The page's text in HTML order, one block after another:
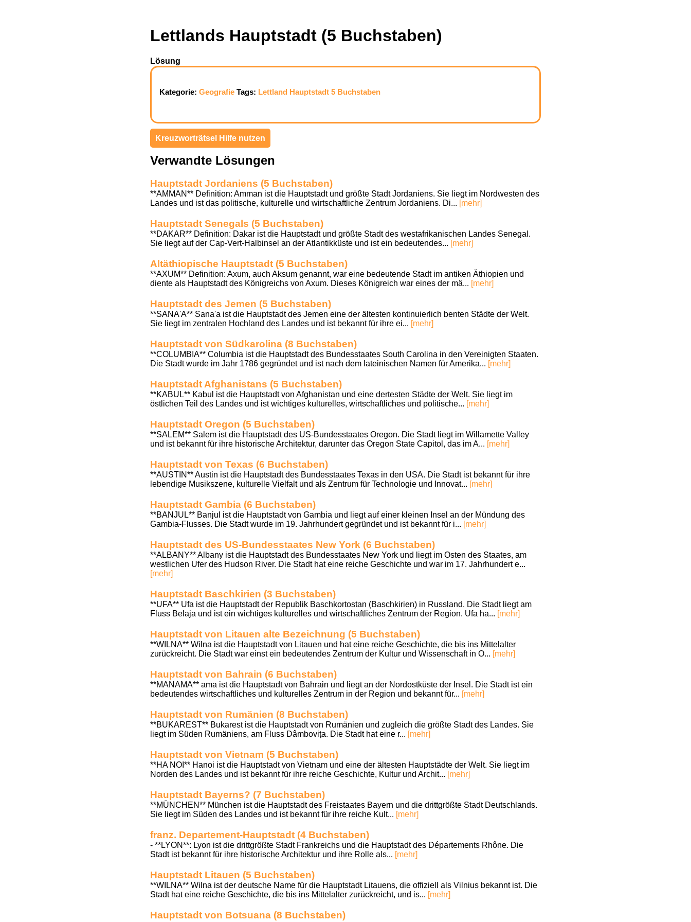
Lettlands Hauptstadt (5 Buchstaben)
Lösung
Kategorie: Geografie Tags: Lettland Hauptstadt 5 Buchstaben
Kreuzworträtsel Hilfe nutzen
Verwandte Lösungen
Hauptstadt Jordaniens (5 Buchstaben)
**AMMAN** Definition: Amman ist die Hauptstadt und größte Stadt Jordaniens. Sie liegt im Nordwesten des
Landes und ist das politische, kulturelle und wirtschaftliche Zentrum Jordaniens. Di... [mehr]
Hauptstadt Senegals (5 Buchstaben)
**DAKAR** Definition: Dakar ist die Hauptstadt und größte Stadt des westafrikanischen Landes Senegal.
Sie liegt auf der Cap-Vert-Halbinsel an der Atlantikküste und ist ein bedeutendes... [mehr]
Altäthiopische Hauptstadt (5 Buchstaben)
**AXUM** Definition: Axum, auch Aksum genannt, war eine bedeutende Stadt im antiken Äthiopien und
diente als Hauptstadt des Königreichs von Axum. Dieses Königreich war eines der mä... [mehr]
Hauptstadt des Jemen (5 Buchstaben)
**SANA'A** Sana'a ist die Hauptstadt des Jemen eine der ältesten kontinuierlich benten Städte der Welt.
Sie liegt im zentralen Hochland des Landes und ist bekannt für ihre ei... [mehr]
Hauptstadt von Südkarolina (8 Buchstaben)
**COLUMBIA** Columbia ist die Hauptstadt des Bundesstaates South Carolina in den Vereinigten Staaten.
Die Stadt wurde im Jahr 1786 gegründet und ist nach dem lateinischen Namen für Amerika... [mehr]
Hauptstadt Afghanistans (5 Buchstaben)
**KABUL** Kabul ist die Hauptstadt von Afghanistan und eine dertesten Städte der Welt. Sie liegt im
östlichen Teil des Landes und ist wichtiges kulturelles, wirtschaftliches und politische... [mehr]
Hauptstadt Oregon (5 Buchstaben)
**SALEM** Salem ist die Hauptstadt des US-Bundesstaates Oregon. Die Stadt liegt im Willamette Valley
und ist bekannt für ihre historische Architektur, darunter das Oregon State Capitol, das im A... [mehr]
Hauptstadt von Texas (6 Buchstaben)
**AUSTIN** Austin ist die Hauptstadt des Bundesstaates Texas in den USA. Die Stadt ist bekannt für ihre
lebendige Musikszene, kulturelle Vielfalt und als Zentrum für Technologie und Innovat... [mehr]
Hauptstadt Gambia (6 Buchstaben)
**BANJUL** Banjul ist die Hauptstadt von Gambia und liegt auf einer kleinen Insel an der Mündung des
Gambia-Flusses. Die Stadt wurde im 19. Jahrhundert gegründet und ist bekannt für i... [mehr]
Hauptstadt des US-Bundesstaates New York (6 Buchstaben)
**ALBANY** Albany ist die Hauptstadt des Bundesstaates New York und liegt im Osten des Staates, am
westlichen Ufer des Hudson River. Die Stadt hat eine reiche Geschichte und war im 17. Jahrhundert e...
[mehr]
Hauptstadt Baschkirien (3 Buchstaben)
**UFA** Ufa ist die Hauptstadt der Republik Baschkortostan (Baschkirien) in Russland. Die Stadt liegt am
Fluss Belaja und ist ein wichtiges kulturelles und wirtschaftliches Zentrum der Region. Ufa ha... [mehr]
Hauptstadt von Litauen alte Bezeichnung (5 Buchstaben)
**WILNA** Wilna ist die Hauptstadt von Litauen und hat eine reiche Geschichte, die bis ins Mittelalter
zurückreicht. Die Stadt war einst ein bedeutendes Zentrum der Kultur und Wissenschaft in O... [mehr]
Hauptstadt von Bahrain (6 Buchstaben)
**MANAMA** ama ist die Hauptstadt von Bahrain und liegt an der Nordostküste der Insel. Die Stadt ist ein
bedeutendes wirtschaftliches und kulturelles Zentrum in der Region und bekannt für... [mehr]
Hauptstadt von Rumänien (8 Buchstaben)
**BUKAREST** Bukarest ist die Hauptstadt von Rumänien und zugleich die größte Stadt des Landes. Sie
liegt im Süden Rumäniens, am Fluss Dâmbovița. Die Stadt hat eine r... [mehr]
Hauptstadt von Vietnam (5 Buchstaben)
**HA NOI** Hanoi ist die Hauptstadt von Vietnam und eine der ältesten Hauptstädte der Welt. Sie liegt im
Norden des Landes und ist bekannt für ihre reiche Geschichte, Kultur und Archit... [mehr]
Hauptstadt Bayerns? (7 Buchstaben)
**MÜNCHEN** München ist die Hauptstadt des Freistaates Bayern und die drittgrößte Stadt Deutschlands.
Sie liegt im Süden des Landes und ist bekannt für ihre reiche Kult... [mehr]
franz. Departement-Hauptstadt (4 Buchstaben)
- **LYON**: Lyon ist die drittgrößte Stadt Frankreichs und die Hauptstadt des Départements Rhône. Die
Stadt ist bekannt für ihre historische Architektur und ihre Rolle als... [mehr]
Hauptstadt Litauen (5 Buchstaben)
**WILNA** Wilna ist der deutsche Name für die Hauptstadt Litauens, die offiziell als Vilnius bekannt ist. Die
Stadt hat eine reiche Geschichte, die bis ins Mittelalter zurückreicht, und is... [mehr]
Hauptstadt von Botsuana (8 Buchstaben)